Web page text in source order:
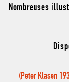
Nombreuses
(Peter Klasen